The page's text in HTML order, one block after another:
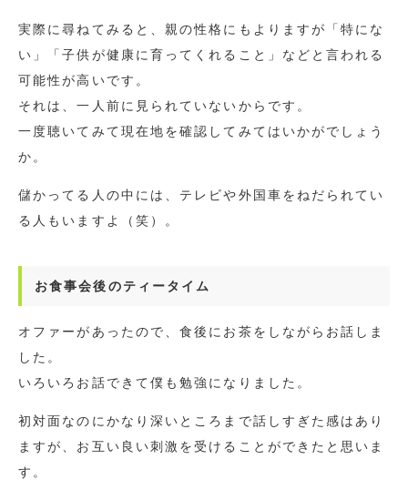
実際に尋ねてみると、親の性格にもよりますが「特にな
い」「子供が健康に育ってくれること」などと言われる
可能性が高いです。
それは、一人前に見られていないからです。
一度聴いてみて現在地を確認してみてはいかがでしょう
か。
儲かってる人の中には、テレビや外国車をねだられてい
る人もいますよ（笑）。
お食事会後のティータイム
オファーがあったので、食後にお茶をしながらお話しま
した。
いろいろお話できて僕も勉強になりました。
初対面なのにかなり深いところまで話しすぎた感はあり
ますが、お互い良い刺激を受けることができたと思いま
す。